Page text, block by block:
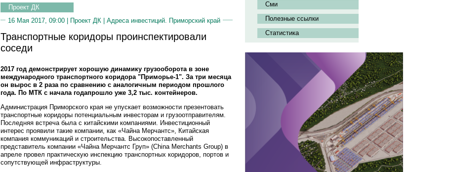
Проект ДК
16 Мая 2017, 09:00 | Проект ДК | Адреса инвестиций. Приморский край
Транспортные коридоры проинспектировали
соседи
2017 год демонстрирует хорошую динамику грузооборота в зоне
международного транспортного коридора "Приморье-1". За три месяца
он вырос в 2 раза по сравнению с аналогичным периодом прошлого
года. По МТК с начала годапрошло уже 3,2 тыс. контейнеров.
Администрация Приморского края не упускает возможности презентовать
транспортные коридоры потенциальным инвесторам и грузоотправителям.
Последняя встреча была с китайскими компаниями. Инвестиционный
интерес проявили такие компании, как «Чайна Мерчантс», Китайская
компания коммуникаций и строительства. Высокопоставленный
представитель компании «Чайна Мерчантс Груп» (China Merchants Group) в
апреле провел практическую инспекцию транспортных коридоров, портов и
сопутствующей инфраструктуры.
Сми
Полезные ссылки
Статистика